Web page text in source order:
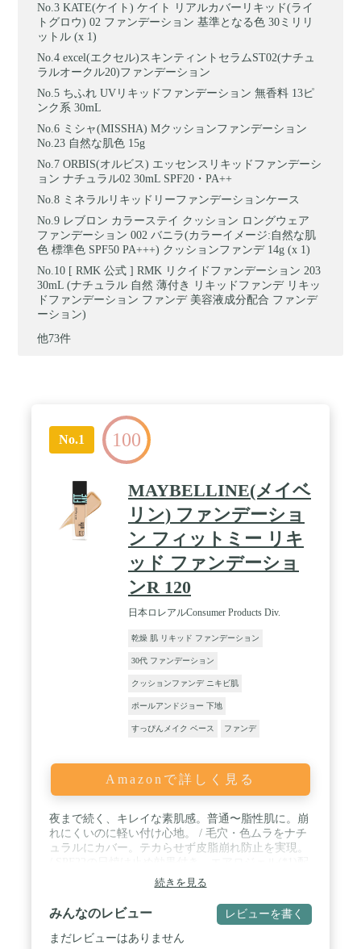
KATE(ケイト) ケイト リアルカバーリキッド(ライ
トグロウ) 02 ファンデーション 基準となる色 30ミリリ
ットル (x 1)
excel(エクセル)スキンティントセラムST02(ナチュ
ラルオークル20)ファンデーション
ちふれ UVリキッドファンデーション 無香料 13ピ
ンク系 30mL
ミシャ(MISSHA) Мクッションファンデーション
No.23 自然な肌色 15g
ORBIS(オルビス) エッセンスリキッドファンデーシ
ョン ナチュラル02 30mL SPF20・PA++
ミネラルリキッドリーファンデーションケース
レブロン カラーステイ クッション ロングウェア
ファンデーション 002 バニラ(カラーイメージ:自然な肌
色 標準色 SPF50 PA+++) クッションファンデ 14g (x 1)
[ RMK 公式 ] RMK リクイドファンデーション 203
30mL (ナチュラル 自然 薄付き リキッドファンデ リキッ
ドファンデーション ファンデ 美容液成分配合 ファンデ
ーション)
他73件
No.1 100
MAYBELLINE(メイベ
リン) ファンデーショ
ン フィットミー リキ
ッド ファンデーショ
ンR 120
日本ロレアルConsumer Products Div.
乾燥 肌 リキッド ファンデーション
30代 ファンデーション
クッションファンデ ニキビ肌
ポールアンドジョー 下地
すっぴんメイク ベース ファンデ
Amazonで詳しく見る
夜まで続く、キレイな素肌感。普通〜脂性肌に。崩
れにくいのに軽い付け心地。 / 毛穴・色ムラをナチ
ュラルにカバー。テカらせず皮脂崩れ防止を実現。
合で、うるおい感は残しつつ油分を吸収。しっかり
密着。13色展開 / スキンケア等で肌を整えた後、手
の甲にファンデーションを適量とり、指先で両ほ
ほ・額・鼻・あごの5点に置き、顔全体になじませ
てください。 / 内容:メイベリン フィットミー リキ
続きを見る
みんなのレビュー レビューを書く
まだレビューはありません